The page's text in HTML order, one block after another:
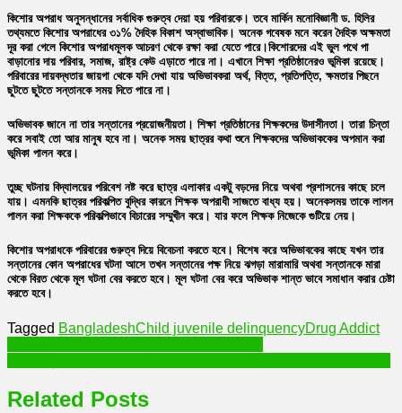
কিশোর অপরাধ অনুসন্ধানের সর্বাধিক গুরুত্ব দেয়া হয় পরিবারকে। তবে মার্কিন মনোবিজ্ঞানী ড. হিলির
তথ্যমতে কিশোর অপরাধের ৩১% দৈহিক বিকাশ অস্বাভাবিক। অনেক গবেষক মনে করেন দৈহিক অক্ষমতা
দূর করা গেলে কিশোর অপরাধমূলক আচরণ থেকে রক্ষা করা যেতে পারে।কিশোরদের এই ভুল পথে পা
বাড়ানোর দায় পরিবার, সমাজ, রাষ্ট্র কেউ এড়াতে পারে না। এখানে শিক্ষা প্রতিষ্ঠানেরও ভূমিকা রয়েছে।
পরিবারের দায়বদ্ধতার জায়গা থেকে যদি দেখা যায় অভিভাবকরা অর্থ, বিত্ত, প্রতিপত্তি, ক্ষমতার পিছনে
ছুটতে ছুটতে সন্তানকে সময় দিতে পারে না।
অভিভাবক জানে না তার সন্তানের প্রয়োজনীয়তা। শিক্ষা প্রতিষ্ঠানের শিক্ষকদের উদাসীনতা। তারা চিন্তা
করে সবাই তো আর মানুষ হবে না। অনেক সময় ছাত্রর কথা শুনে শিক্ষকদের অভিভাককের অপমান করা
ভূমিকা পালন করে।
তুচ্ছ ঘটনায় বিদ্যালয়ের পরিবেশ নষ্ট করে ছাত্র এলাকার একটু বড়দের নিয়ে অথবা প্রশাসনের কাছে চলে
যায়। এমনকি ছাত্রর পরিকল্পিত বুদ্ধির কারনে শিক্ষক অপরাধী সাজতে বাধ্য হয়। অনেকসময় তাকে লালন
পালন করা শিক্ষককে পরিকল্পিভাবে বিচারের সম্মুখীন করে। যার ফলে শিক্ষক নিজেকে গুটিয়ে নেয়।
কিশোর অপরাধকে পরিবারের গুরুত্ব দিয়ে বিবেচনা করতে হবে। বিশেষ করে অভিভাবকের কাছে যখন তার
সন্তানের কোন অপরাধের ঘটনা আসে তখন সন্তানের পক্ষ নিয়ে ঝগড়া মারামারি অথবা সন্তানকে মারা
থেকে বিরত থেকে মূল ঘটনা বের করতে হবে। মূল ঘটনা বের করে অভিভাক শান্ত ভাবে সমাধান করার চেষ্টা
করতে হবে।
Tagged BangladeshChild juvenile delinquencyDrug Addict
Post
navigation
Related Posts